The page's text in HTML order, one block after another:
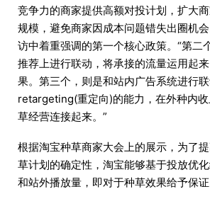
竞争力的商家提供高额对投计划，扩大
规模，避免商家因成本问题错失出圈机
访中着重强调的第一个核心政策。“第二
推荐上进行联动，将承接的流量运用起
果。第三个，则是和站内广告系统进行
retargeting(重定向)的能力，在外种内
草经营连接起来。”
根据淘宝种草商家大会上的展示，为了
草计划的确定性，淘宝能够基于投放优
和站外播放量，即对于种草效果给予保证